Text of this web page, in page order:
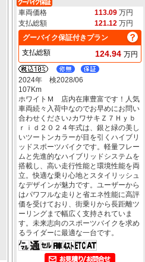
車両価格 113.09 万円
支払総額
121.12 万円
グーバイク保証付きプラン
支払総額
124.94 万円
2024年 検2028/06
107Km
ホワイトＭ 店内在庫豊富です！人気
車両続々入荷中なのでお早めにお問い
合わせください♪カワサキＺ７Ｈｙｂ
ｒｉｄ２０２４年式は、銀と緑の美し
いツートンカラーが目を引くハイブリ
ッドスポーツバイクです。軽量フレー
ムと先進的なハイブリッドシステムを
搭載し、高い走行性能と環境性能を両
立。快適な乗り心地とスタイリッシュ
なデザインが魅力です。ユーザーから
はパワフルな走りと省エネ性能に高評
価を受けており、街乗りから長距離ツ
ーリングまで幅広く支持されていま
す。未来志向のスポーツバイクを求め
るライダーに最適な一台です。